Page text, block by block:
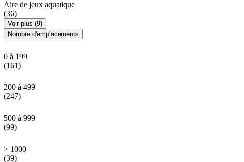
Aire de jeux aquatique
(36)
Voir plus (9)
Nombre d'emplacements
0 à 199
(161)
200 à 499
(247)
500 à 999
(99)
> 1000
(39)